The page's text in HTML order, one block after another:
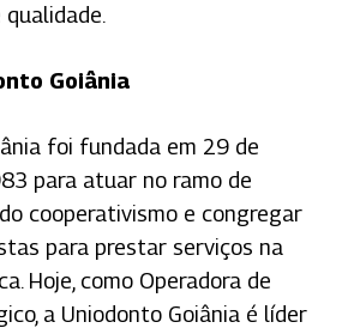
Goiânia
foi fundada em 29 de
para atuar no ramo de
cooperativismo e congregar
para prestar serviços na
Hoje, como Operadora de
a Uniodonto Goiânia é líder